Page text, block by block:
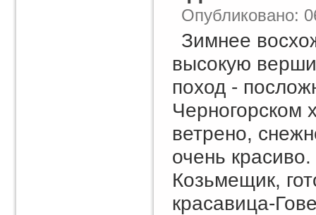
Опубликовано:
Зимнее
высокую
поход -
Черногорском
ветрено,
очень
Козьмещик,
красавица-